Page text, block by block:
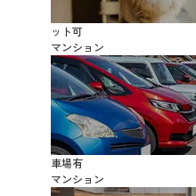
ット可
マンション
車場有
マンション